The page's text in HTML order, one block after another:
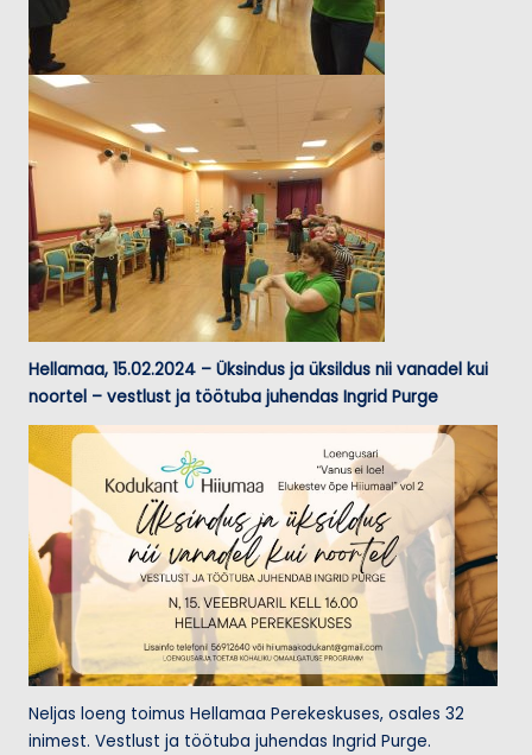
Hellamaa, 15.02.2024 – Üksindus ja üksildus nii vanadel kui
noortel – vestlust ja töötuba juhendas Ingrid Purge
Neljas loeng toimus Hellamaa Perekeskuses, osales 32
inimest. Vestlust ja töötuba juhendas Ingrid Purge.